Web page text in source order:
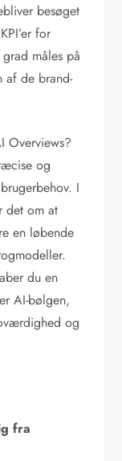
besøget
for
måles på
af de brand-
Overviews?
og
I
det om at
en løbende
du en
AI-bølgen,
og
fra